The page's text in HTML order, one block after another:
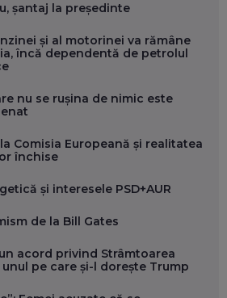
CA SĂ FII MAI BUN LA JOB. ȘI CUM
CA SĂ ÎȚI DESCHIZI DRUMUL
LA NIVEL GLOBAL
BIT SENTINEL: CUM ÎȚI PROTEJEZI
„HACKER CU PERMIS”
CONTENTSPEED: VREI SUCCES ONLINE?
ȘI GEO!
șantaj la președinte
și al motorinei va rămâne
încă dependentă de petrolul
nu se rușina de nimic este
Comisia Europeană și realitatea
închise
și interesele PSD+AUR
de la Bill Gates
acord privind Strâmtoarea
unul pe care și-l dorește Trump